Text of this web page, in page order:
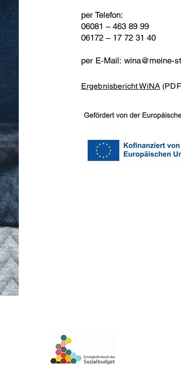
per Telefon:
06081 – 463 89 99
06172 – 17 72 31 40
per E-Mail: wina@meine-
Ergebnisbericht WiNA